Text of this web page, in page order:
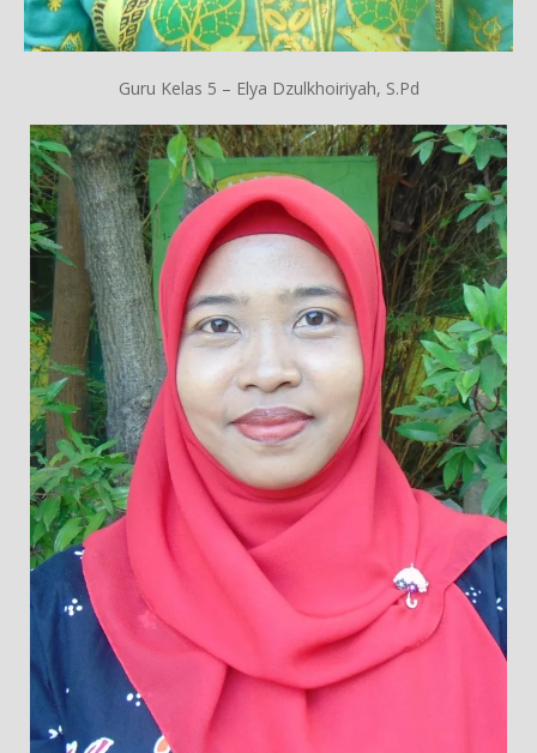
Guru Kelas 5 – Elya Dzulkhoiriyah, S.Pd